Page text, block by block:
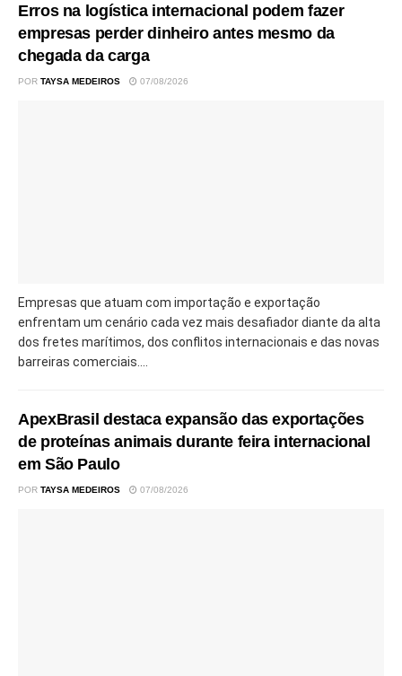
Erros na logística internacional podem fazer
empresas perder dinheiro antes mesmo da
chegada da carga
POR TAYSA MEDEIROS 07/08/2026
Empresas que atuam com importação e exportação
enfrentam um cenário cada vez mais desafiador diante da alta
dos fretes marítimos, dos conflitos internacionais e das novas
barreiras comerciais....
ApexBrasil destaca expansão das exportações
de proteínas animais durante feira internacional
em São Paulo
POR TAYSA MEDEIROS 07/08/2026